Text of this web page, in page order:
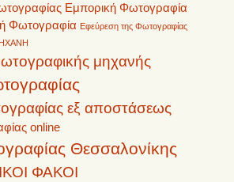
Εμπορική Φωτογραφία
Φωτογραφία Εφεύρεση της Φωτογραφίας
μηχανής
εξ αποστάσεως
online
Θεσσαλονίκης
ΦΑΚΟΙ